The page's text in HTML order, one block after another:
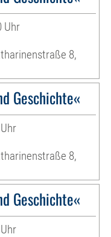
Uhr
8,
Geschichte«
8,
Geschichte«